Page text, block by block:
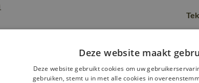
Deze website maakt
Deze website gebruikt cookies om uw
gebruiken, stemt u in met alle cookies in